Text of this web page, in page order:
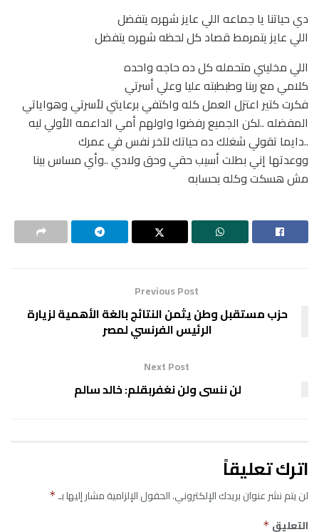
دي حياتنا يا جماعه اللي عايز شهره يتفضل
اللي عايز يتمرمط قصاد كل لحظه شهره يتفضل
اللي مخليني متحمله كل ده حاجه واحده
كلامي مع ربنا وطبطبته عليا وعلي أسرتي
فكرت كتير اعتزل العمل كله واكتفي برعايتي لأسرتي وهواياتي
المفضله ..لكن الجميع رفضوا واولهم أمي الداعمه الأولي ليه
..دايما تقولي شغلك ده حياتك لآخر نفس في عمرك
ووعدتها إني بطلت أسيب حقي وحق ولادي ..وأي مساس بينا
مش هسكت وكله بحسابه
Previous Post
حزب مستقبل وطن يثمن النتائج بالغة الأهمية لزيارة
الرئيس الفرنسي لمصر
Next Post
لن ننسى ولن نغفربقلم: خالد سالم
اترك تعليقاً
لن يتم نشر عنوان بريدك الإلكتروني.الحقول الإلزامية مشار إليها بـ*
التعليق *